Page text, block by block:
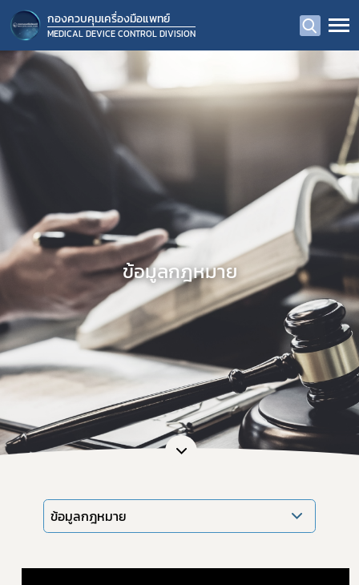
กองควบคุมเครื่องมือแพทย์
MEDICAL DEVICE CONTROL DIVISION
ข้อมูลกฎหมาย
ข้อมูลกฎหมาย